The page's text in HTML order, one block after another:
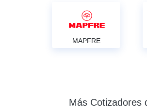
MAPFRE
Más Cotizadores